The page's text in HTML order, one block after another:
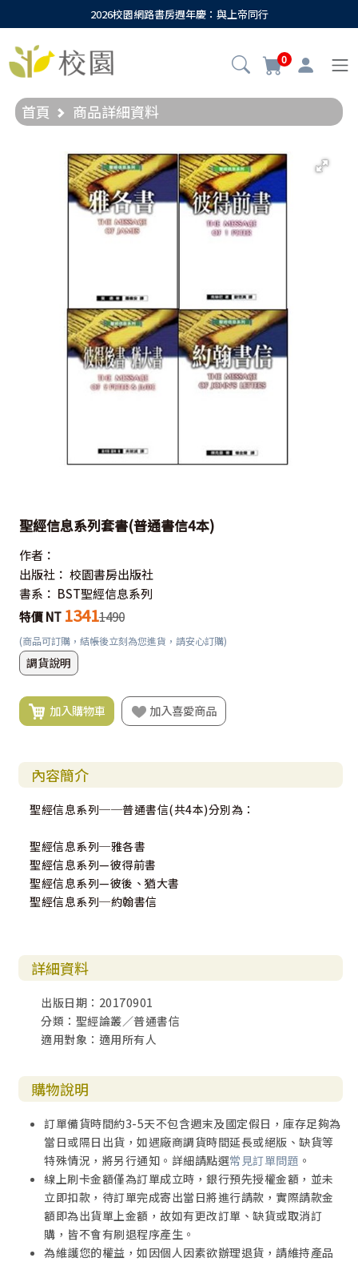
2026校園網路書房週年慶：與上帝同行
0
首頁 商品詳細資料
聖經信息系列套書(普通書信4本)
作者：
出版社： 校園書房出版社
書系： BST聖經信息系列
特價 NT 13411490
(商品可訂購，結帳後立刻為您進貨，請安心訂購)
調貨說明
加入購物車 加入喜愛商品
內容簡介
聖經信息系列──普通書信(共4本)分別為：
聖經信息系列─雅各書
聖經信息系列—彼得前書
聖經信息系列—彼後、猶大書
聖經信息系列─約翰書信
詳細資料
出版日期：20170901
分類：聖經論叢／普通書信
適用對象：適用所有人
購物說明
訂單備貨時間約3-5天不包含週末及國定假日，庫存足夠為
當日或隔日出貨，如遇廠商調貨時間延長或絕版、缺貨等
特殊情況，將另行通知。詳細請點選常見訂單問題 。
線上刷卡金額僅為訂單成立時，銀行預先授權金額，並未
立即扣款，待訂單完成寄出當日將進行請款，實際請款金
額即為出貨單上金額，故如有更改訂單、缺貨或取消訂
購，皆不會有刷退程序產生。
為維護您的權益，如因個人因素欲辦理退貨，請維持產品